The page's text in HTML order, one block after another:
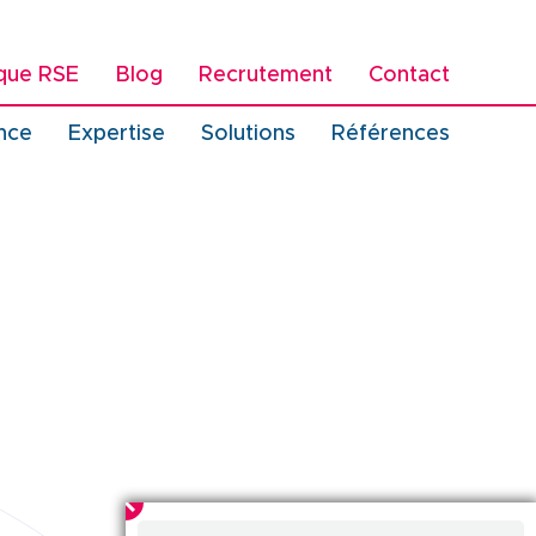
RSE Blog Recrutement Contact
Expertise Solutions Références